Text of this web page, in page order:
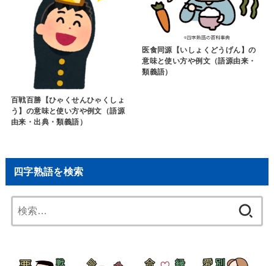
百戦百勝【ひゃくせんひゃくしょ
う】の意味と使い方や例文（語源
由来・出典・類義語）
医食同源【いしょくどうげん】の
意味と使い方や例文（語源由来・
類義語）
四字熟語を検索
索: